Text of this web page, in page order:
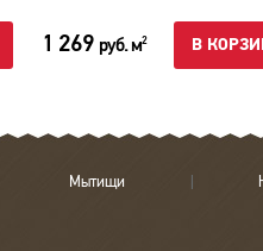
1 269 руб. м2 В
Мытищи